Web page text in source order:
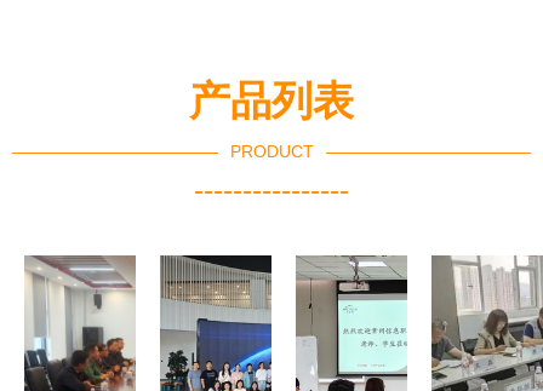
产品列表
PRODUCT
----------------